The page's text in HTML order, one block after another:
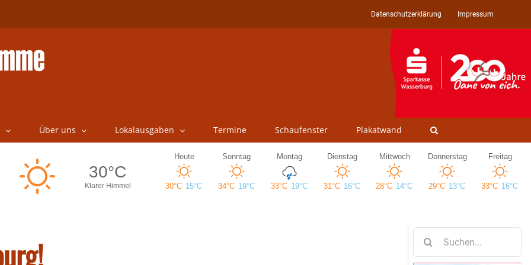
Datenschutzerklärung Impressum
Über uns Lokalausgaben Termine Schaufenster Plakatwand
nach: